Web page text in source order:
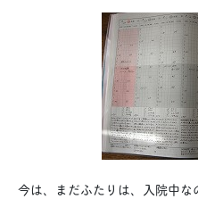
今は、まだふたりは、入院中